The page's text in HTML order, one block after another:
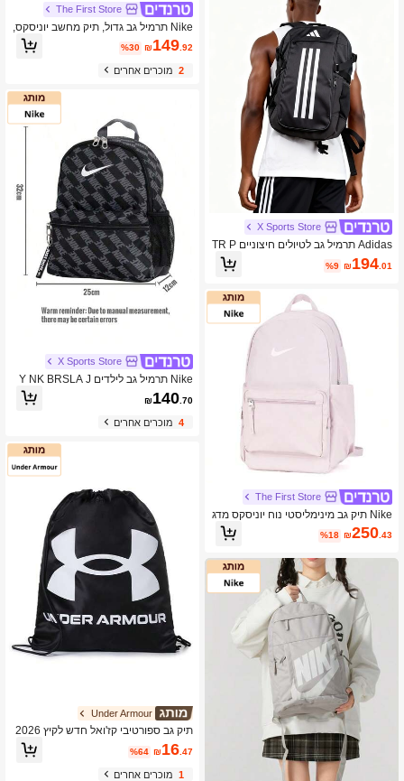
X Sports Store
Adidas תרמיל גב לטיולים חיצוניים TR P
OWE, תיק אימוני כושר, תיק יומיומי, תרמ
יל גב ספורטיבי (46*30*13 ס"מ, קיבולת
₪194.01
%9
The First Store
Nike תיק גב מינימליסטי נוח יוניסקס מדג
ם NK HERTGE EUGENE WNTRD B
PK 2.0 לטיולים בחוץ, IH7955-627
₪250.43
%18
The First Store
Nike תרמיל גב גדול, תיק מחשב יוניסקס,
תיק ספורט, ילקוט לימודים לסטודנטים, ת
רמיל גב לנסיעות ומשרד, JD2433088P
S-002
₪149.92
%30
2מוכרים אחרים
X Sports Store
Nike תרמיל גב לילדים Y NK BRSLA J
DI MNI BK-AOP FA25, תיק נסיעות יומיו
מי לחוץ, תיק ספורט, ילקוט תלמיד, תרמי
ל גב יומיומי, גודל: 32*25*12 ס"מ
₪140.70
4מוכרים אחרים
Under Armour
תיק גב ספורטיבי קז'ואל חדש לקיץ 2026
של Under Armour עם שרוך 22610001
-001
₪16.47
%64
1מוכרים אחרים